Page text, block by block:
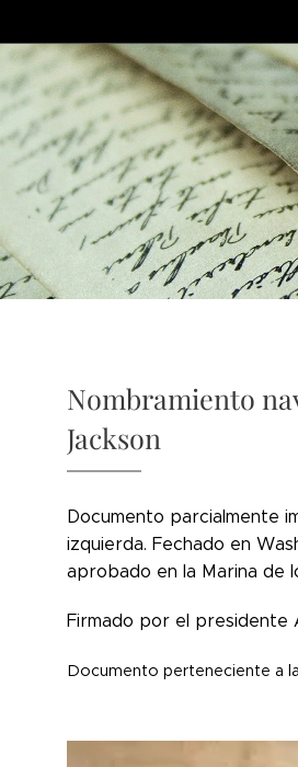
Nombramiento
Jackson
Documento parcialmente
izquierda. Fechado en
aprobado en la Marina de
Firmado por el presidente
Documento perteneciente a